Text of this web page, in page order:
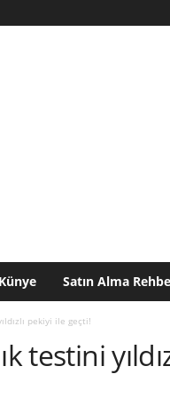
Künye Satın Alma
pekiyi ile geçti!
testini